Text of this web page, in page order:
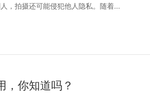
，拍摄还可能侵犯他人隐私。随着...
，你知道吗？